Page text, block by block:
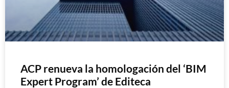
ACP renueva la homologación del ‘BIM
Expert Program’ de Editeca